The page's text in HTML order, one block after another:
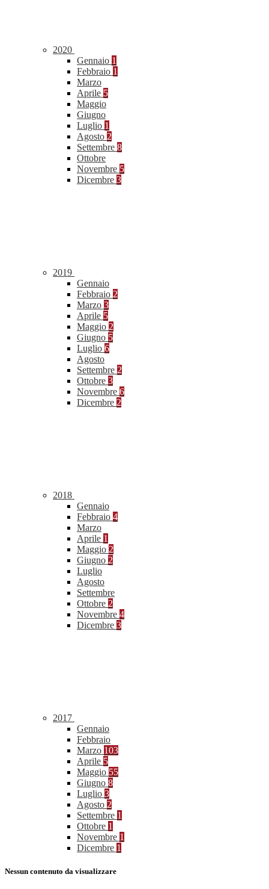
2020
Gennaio 1
Febbraio 1
Marzo
Aprile 5
Maggio
Giugno
Luglio 1
Agosto 2
Settembre 8
Ottobre
Novembre 5
Dicembre 3
2019
Gennaio
Febbraio 2
Marzo 3
Aprile 5
Maggio 2
Giugno 5
Luglio 6
Agosto
Settembre 2
Ottobre 3
Novembre 6
Dicembre 2
2018
Gennaio
Febbraio 4
Marzo
Aprile 1
Maggio 2
Giugno 2
Luglio
Agosto
Settembre
Ottobre 2
Novembre 4
Dicembre 3
2017
Gennaio
Febbraio
Marzo 103
Aprile 5
Maggio 55
Giugno 8
Luglio 3
Agosto 2
Settembre 1
Ottobre 1
Novembre 1
Dicembre 1
Nessun contenuto da visualizzare